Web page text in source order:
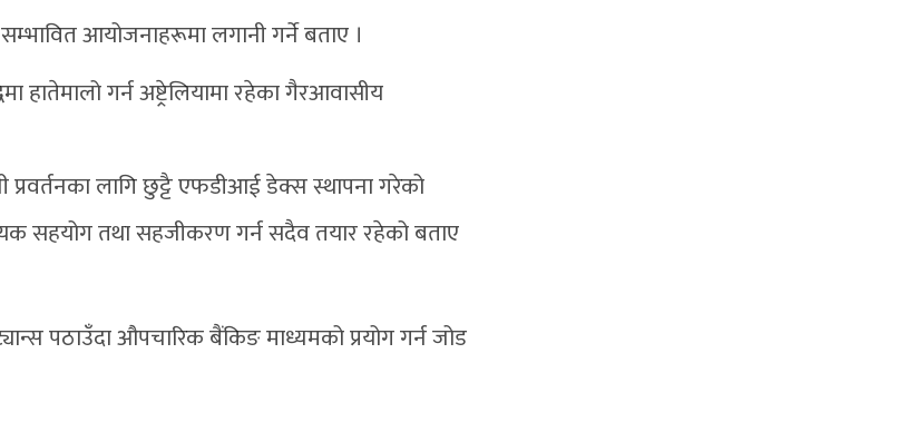
आयोजनाहरूमा लगानी गर्ने बताए ।
गर्न अष्ट्रेलियामा रहेका गैरआवासीय
लागि छुट्टै एफडीआई डेक्स स्थापना गरेको
सहयोग तथा सहजीकरण गर्न सदैव तयार रहेको बताए
पठाउँदा औपचारिक बैंकिङ माध्यमको प्रयोग गर्न जोड